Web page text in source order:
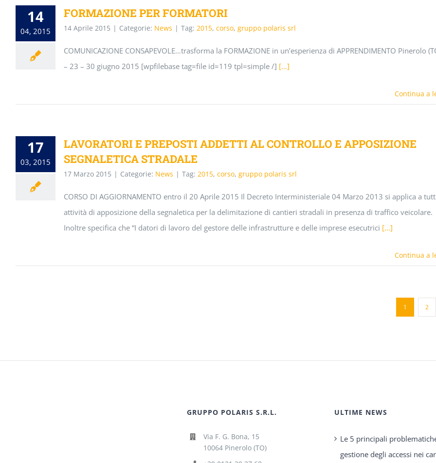
14
04, 2015
FORMAZIONE PER FORMATORI
14 Aprile 2015 | Categorie: News | Tag: 2015, corso, gruppo polaris srl
COMUNICAZIONE CONSAPEVOLE…trasforma la FORMAZIONE in un’esperienza di APPRENDIMENTO Pinerolo
– 23 – 30 giugno 2015 [wpfilebase tag=file id=119 tpl=simple /] […]
Continua a
17
03, 2015
LAVORATORI E PREPOSTI ADDETTI AL CONTROLLO E APPOSIZIONE
SEGNALETICA STRADALE
17 Marzo 2015 | Categorie: News | Tag: 2015, corso, gruppo polaris srl
CORSO DI AGGIORNAMENTO entro il 20 Aprile 2015 Il Decreto Interministeriale 04 Marzo 2013 si applica a
attività di apposizione della segnaletica per la delimitazione di cantieri stradali in presenza di traffico veicolare.
Inoltre specifica che “I datori di lavoro del gestore delle infrastrutture e delle imprese esecutrici [...]
Continua a
1 2
GRUPPO POLARIS S.R.L.
Via F. G. Bona, 15
10064 Pinerolo (TO)
ULTIME NEWS
Le 5 principali
gestione degli accessi nei